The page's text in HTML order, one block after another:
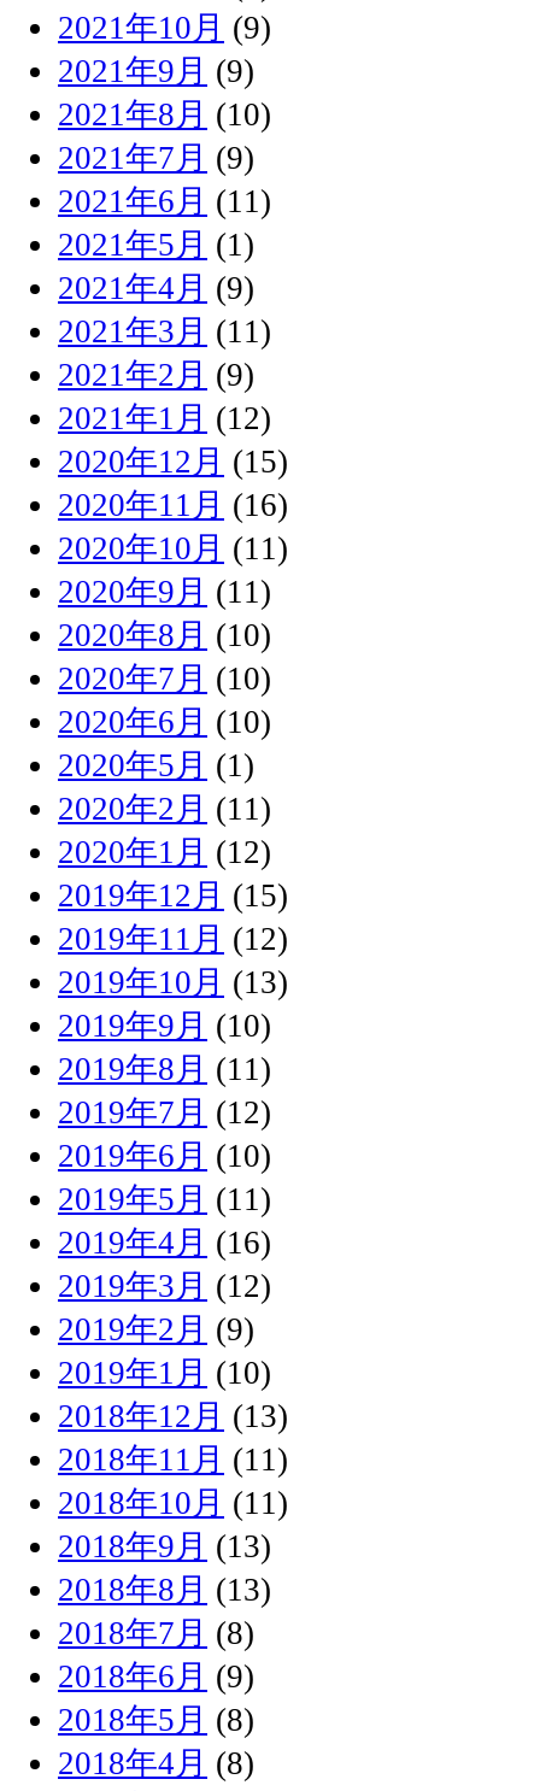
2021年10月 (9)
2021年9月 (9)
2021年8月 (10)
2021年7月 (9)
2021年6月 (11)
2021年5月 (1)
2021年4月 (9)
2021年3月 (11)
2021年2月 (9)
2021年1月 (12)
2020年12月 (15)
2020年11月 (16)
2020年10月 (11)
2020年9月 (11)
2020年8月 (10)
2020年7月 (10)
2020年6月 (10)
2020年5月 (1)
2020年2月 (11)
2020年1月 (12)
2019年12月 (15)
2019年11月 (12)
2019年10月 (13)
2019年9月 (10)
2019年8月 (11)
2019年7月 (12)
2019年6月 (10)
2019年5月 (11)
2019年4月 (16)
2019年3月 (12)
2019年2月 (9)
2019年1月 (10)
2018年12月 (13)
2018年11月 (11)
2018年10月 (11)
2018年9月 (13)
2018年8月 (13)
2018年7月 (8)
2018年6月 (9)
2018年5月 (8)
2018年4月 (8)